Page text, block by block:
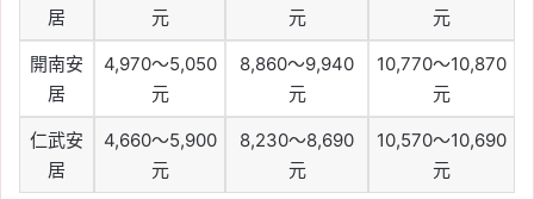
居
元
元
元
開南安
居
4,970～5,050
元
8,860～9,940
元
10,770～10,870
元
仁武安
居
4,660～5,900
元
8,230～8,690
元
10,570～10,690
元